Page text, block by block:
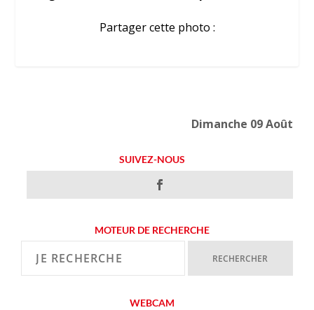
Partager cette photo :
Dimanche 09 Août
SUIVEZ-NOUS
MOTEUR DE RECHERCHE
WEBCAM